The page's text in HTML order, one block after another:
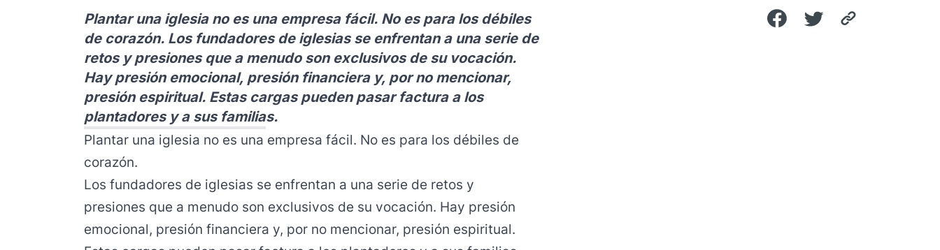
Plantar una iglesia no es una empresa fácil. No es para los débiles
de corazón. Los fundadores de iglesias se enfrentan a una serie de
retos y presiones que a menudo son exclusivos de su vocación.
Hay presión emocional, presión financiera y, por no mencionar,
presión espiritual. Estas cargas pueden pasar factura a los
plantadores y a sus familias.
Plantar una iglesia no es una empresa fácil. No es para los débiles de
corazón.
Los fundadores de iglesias se enfrentan a una serie de retos y
presiones que a menudo son exclusivos de su vocación. Hay presión
emocional, presión financiera y, por no mencionar, presión espiritual.